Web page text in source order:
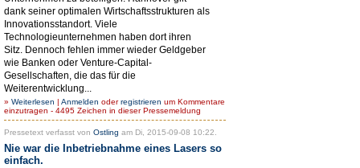
dank seiner optimalen Wirtschaftsstrukturen als
Innovationsstandort. Viele
Technologieunternehmen haben dort ihren
Sitz. Dennoch fehlen immer wieder Geldgeber
wie Banken oder Venture-Capital-
Gesellschaften, die das für die
Weiterentwicklung...
» Weiterlesen | Anmelden oderregistrieren um Kommentare
einzutragen - 4495 Zeichen in dieser Pressemeldung
Pressetext verfasst von Ostling am Di, 2015-09-08 10:22.
Nie war die Inbetriebnahme eines Lasers so
einfach.